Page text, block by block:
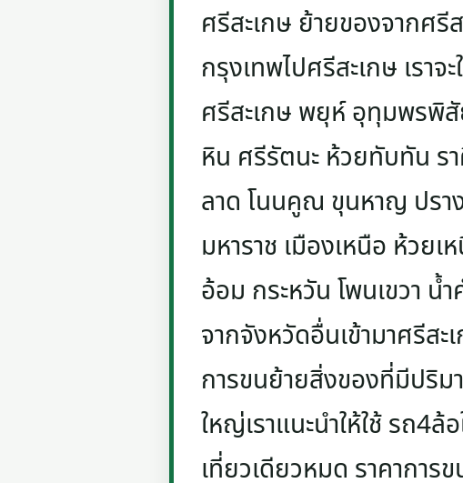
ศรีสะเกษ ย้ายของจากศรี
กรุงเทพไปศรีสะเกษ เราจ
ศรีสะเกษ พยุห์ อุทุมพรพิ
หิน ศรีรัตนะ ห้วยทับทัน ร
ลาด โนนคูณ ขุนหาญ ปร
มหาราช เมืองเหนือ ห้วย
อ้อม กระหวัน โพนเขวา
จากจังหวัดอื่นเข้ามาศรีสะ
การขนย้ายสิ่งของที่มีปริม
ใหญ่เราแนะนำให้ใช้ รถ4
เที่ยวเดียวหมด ราคากา